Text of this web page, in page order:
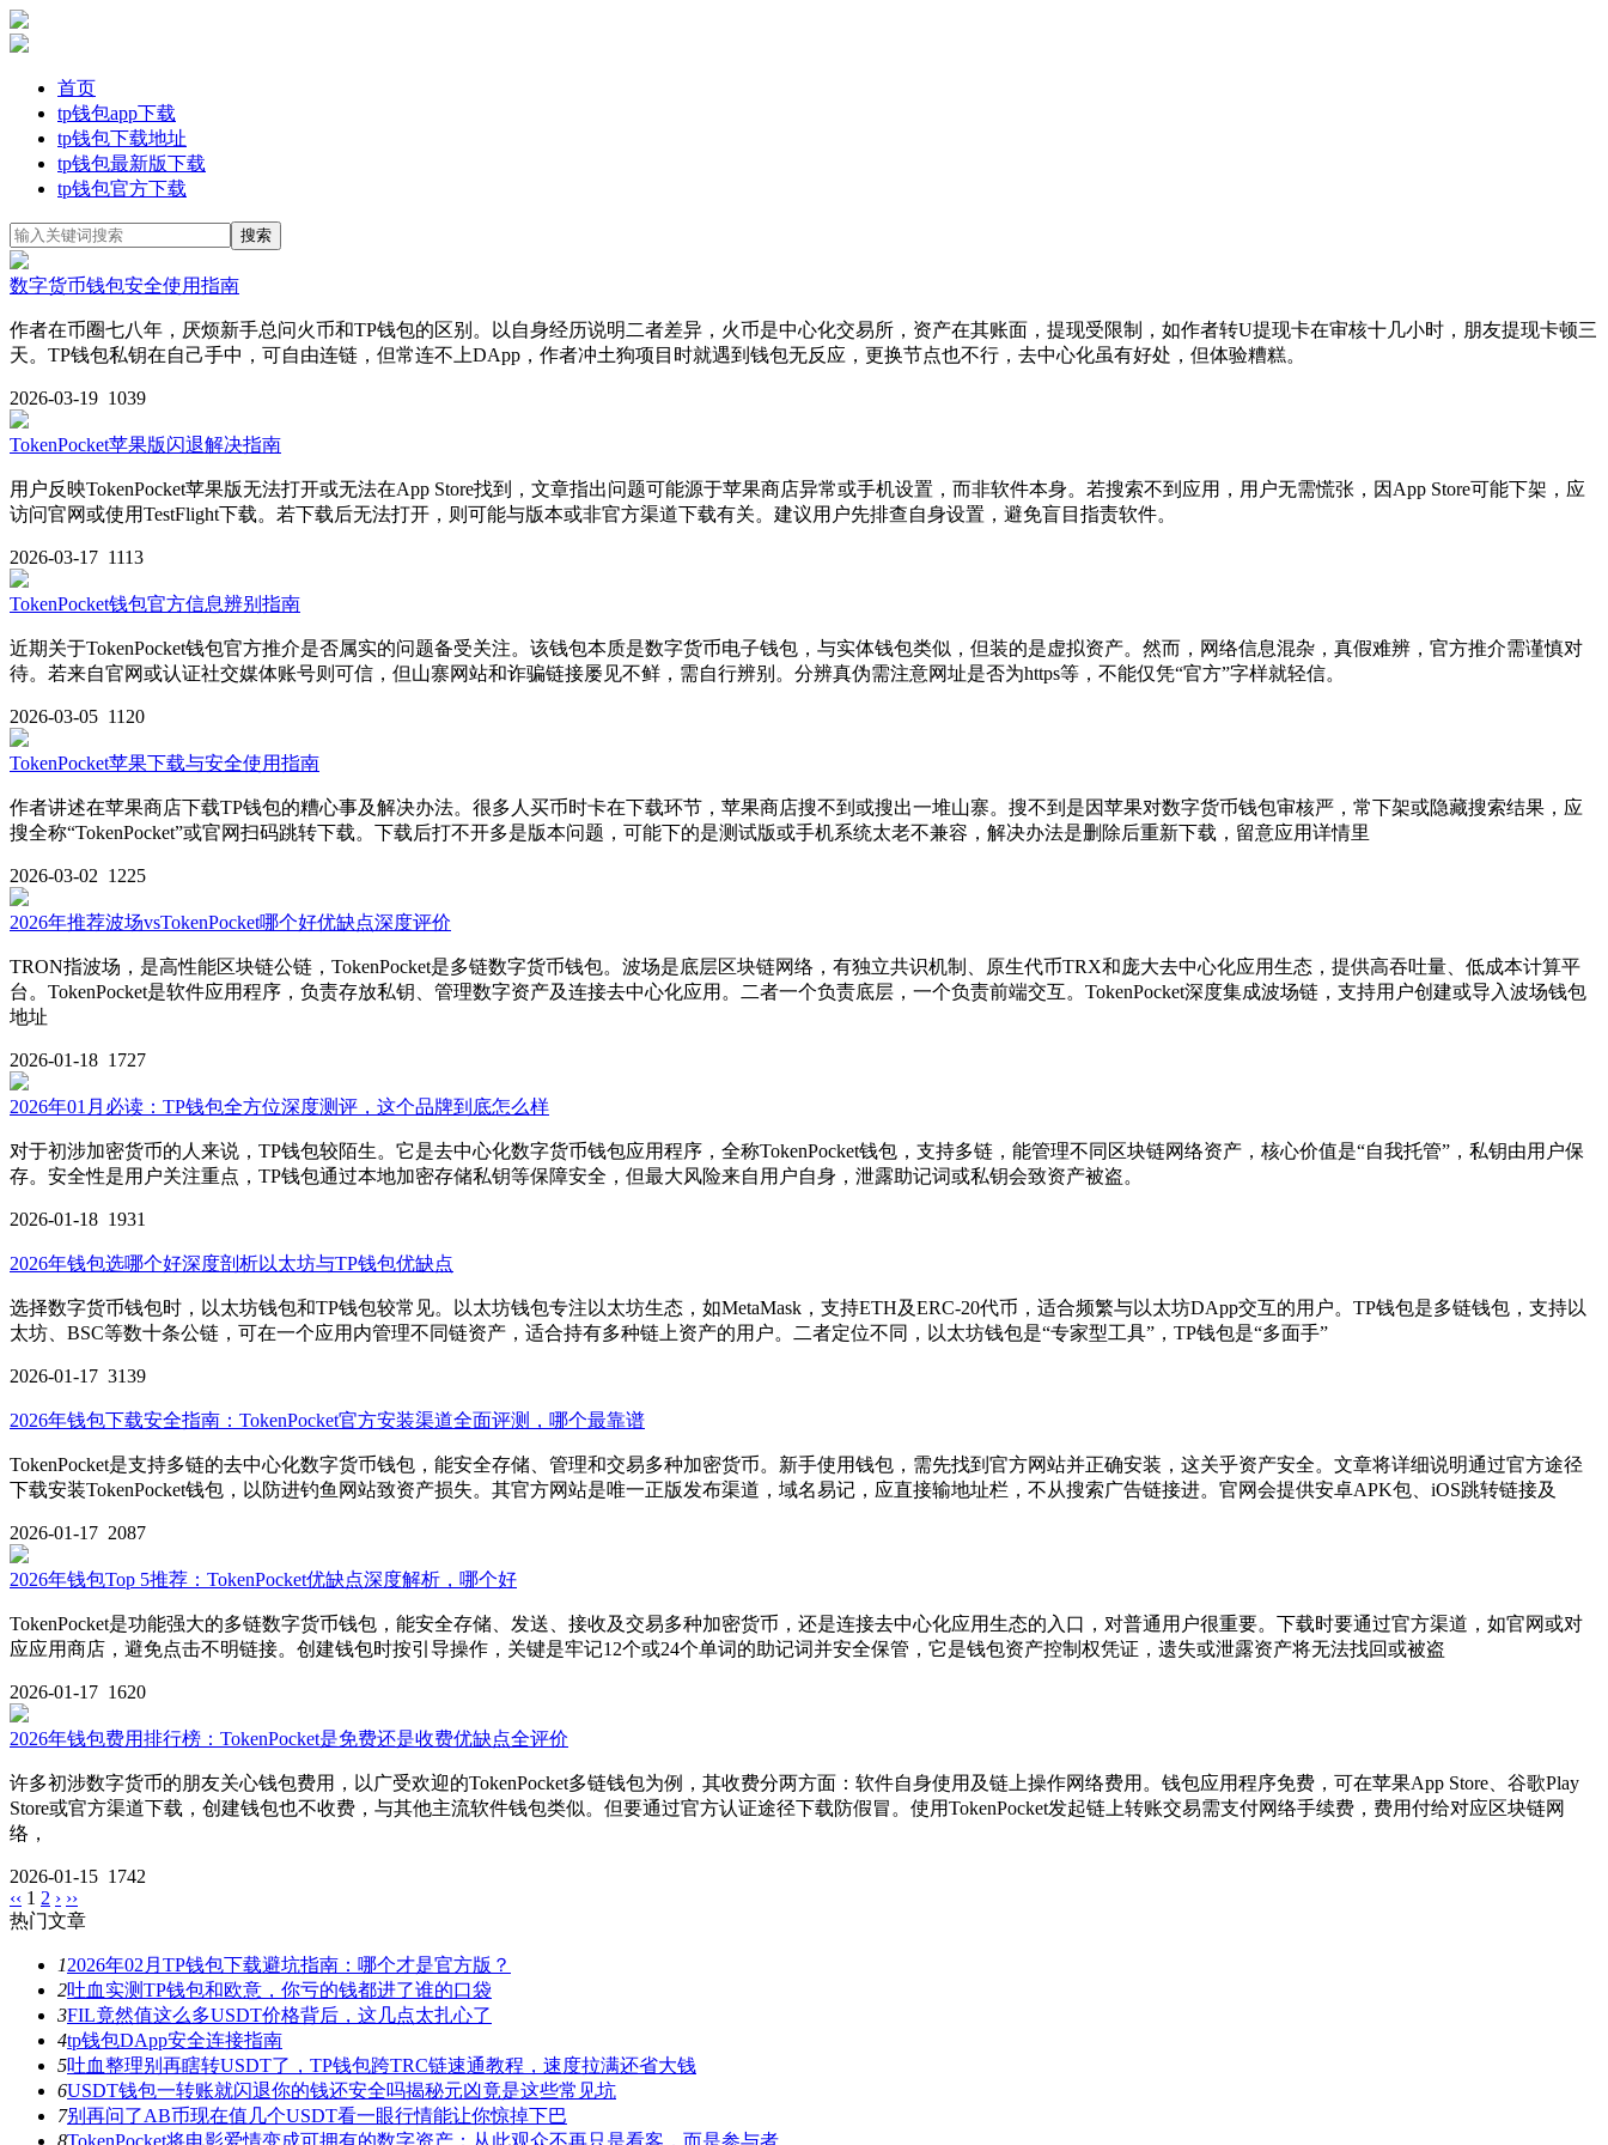
首页
tp钱包app下载
tp钱包下载地址
tp钱包最新版下载
tp钱包官方下载
数字货币钱包安全使用指南
作者在币圈七八年，厌烦新手总问火币和TP钱包的区别。以自身经历说明二者差异，火币是中心化交易所，资产在其账面，提现受限制，如作者转U提现卡在审核十几小时，朋友提现卡顿三
天。TP钱包私钥在自己手中，可自由连链，但常连不上DApp，作者冲土狗项目时就遇到钱包无反应，更换节点也不行，去中心化虽有好处，但体验糟糕。
2026-03-19 1039
TokenPocket苹果版闪退解决指南
用户反映TokenPocket苹果版无法打开或无法在App Store找到，文章指出问题可能源于苹果商店异常或手机设置，而非软件本身。若搜索不到应用，用户无需慌张，因App Store可能下架，应
访问官网或使用TestFlight下载。若下载后无法打开，则可能与版本或非官方渠道下载有关。建议用户先排查自身设置，避免盲目指责软件。
2026-03-17 1113
TokenPocket钱包官方信息辨别指南
近期关于TokenPocket钱包官方推介是否属实的问题备受关注。该钱包本质是数字货币电子钱包，与实体钱包类似，但装的是虚拟资产。然而，网络信息混杂，真假难辨，官方推介需谨慎对
待。若来自官网或认证社交媒体账号则可信，但山寨网站和诈骗链接屡见不鲜，需自行辨别。分辨真伪需注意网址是否为https等，不能仅凭“官方”字样就轻信。
2026-03-05 1120
TokenPocket苹果下载与安全使用指南
作者讲述在苹果商店下载TP钱包的糟心事及解决办法。很多人买币时卡在下载环节，苹果商店搜不到或搜出一堆山寨。搜不到是因苹果对数字货币钱包审核严，常下架或隐藏搜索结果，应
搜全称“TokenPocket”或官网扫码跳转下载。下载后打不开多是版本问题，可能下的是测试版或手机系统太老不兼容，解决办法是删除后重新下载，留意应用详情里
2026-03-02 1225
2026年推荐波场vsTokenPocket哪个好优缺点深度评价
TRON指波场，是高性能区块链公链，TokenPocket是多链数字货币钱包。波场是底层区块链网络，有独立共识机制、原生代币TRX和庞大去中心化应用生态，提供高吞吐量、低成本计算平
台。TokenPocket是软件应用程序，负责存放私钥、管理数字资产及连接去中心化应用。二者一个负责底层，一个负责前端交互。TokenPocket深度集成波场链，支持用户创建或导入波场钱包
地址
2026-01-18 1727
2026年01月必读：TP钱包全方位深度测评，这个品牌到底怎么样
对于初涉加密货币的人来说，TP钱包较陌生。它是去中心化数字货币钱包应用程序，全称TokenPocket钱包，支持多链，能管理不同区块链网络资产，核心价值是“自我托管”，私钥由用户保
存。安全性是用户关注重点，TP钱包通过本地加密存储私钥等保障安全，但最大风险来自用户自身，泄露助记词或私钥会致资产被盗。
2026-01-18 1931
2026年钱包选哪个好深度剖析以太坊与TP钱包优缺点
选择数字货币钱包时，以太坊钱包和TP钱包较常见。以太坊钱包专注以太坊生态，如MetaMask，支持ETH及ERC-20代币，适合频繁与以太坊DApp交互的用户。TP钱包是多链钱包，支持以
太坊、BSC等数十条公链，可在一个应用内管理不同链资产，适合持有多种链上资产的用户。二者定位不同，以太坊钱包是“专家型工具”，TP钱包是“多面手”
2026-01-17 3139
2026年钱包下载安全指南：TokenPocket官方安装渠道全面评测，哪个最靠谱
TokenPocket是支持多链的去中心化数字货币钱包，能安全存储、管理和交易多种加密货币。新手使用钱包，需先找到官方网站并正确安装，这关乎资产安全。文章将详细说明通过官方途径
下载安装TokenPocket钱包，以防进钓鱼网站致资产损失。其官方网站是唯一正版发布渠道，域名易记，应直接输地址栏，不从搜索广告链接进。官网会提供安卓APK包、iOS跳转链接及
2026-01-17 2087
2026年钱包Top 5推荐：TokenPocket优缺点深度解析，哪个好
TokenPocket是功能强大的多链数字货币钱包，能安全存储、发送、接收及交易多种加密货币，还是连接去中心化应用生态的入口，对普通用户很重要。下载时要通过官方渠道，如官网或对
应应用商店，避免点击不明链接。创建钱包时按引导操作，关键是牢记12个或24个单词的助记词并安全保管，它是钱包资产控制权凭证，遗失或泄露资产将无法找回或被盗
2026-01-17 1620
2026年钱包费用排行榜：TokenPocket是免费还是收费优缺点全评价
许多初涉数字货币的朋友关心钱包费用，以广受欢迎的TokenPocket多链钱包为例，其收费分两方面：软件自身使用及链上操作网络费用。钱包应用程序免费，可在苹果App Store、谷歌Play
Store或官方渠道下载，创建钱包也不收费，与其他主流软件钱包类似。但要通过官方认证途径下载防假冒。使用TokenPocket发起链上转账交易需支付网络手续费，费用付给对应区块链网
络，
2026-01-15 1742
‹‹ 1 2 › ››
热门文章
12026年02月TP钱包下载避坑指南：哪个才是官方版？
2吐血实测TP钱包和欧意，你亏的钱都进了谁的口袋
3FIL竟然值这么多USDT价格背后，这几点太扎心了
4tp钱包DApp安全连接指南
5吐血整理别再瞎转USDT了，TP钱包跨TRC链速通教程，速度拉满还省大钱
6USDT钱包一转账就闪退你的钱还安全吗揭秘元凶竟是这些常见坑
7别再问了AB币现在值几个USDT看一眼行情能让你惊掉下巴
8TokenPocket将电影爱情变成可拥有的数字资产：从此观众不再只是看客，而是参与者